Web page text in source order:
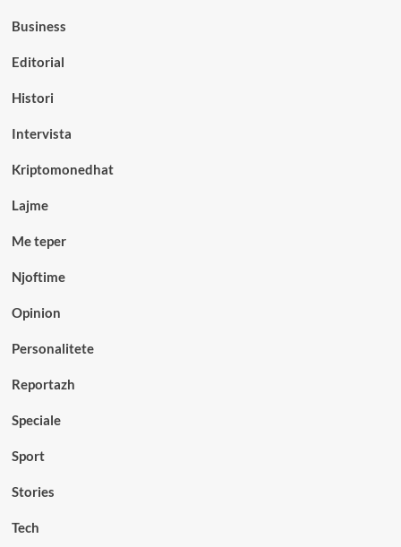
Business
Editorial
Histori
Intervista
Kriptomonedhat
Lajme
Me teper
Njoftime
Opinion
Personalitete
Reportazh
Speciale
Sport
Stories
Tech